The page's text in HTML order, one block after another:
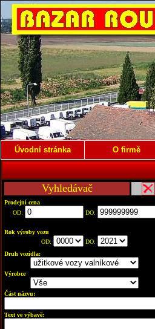
Úvodní stránka O firmě
Vyhledávač
Prodejní cena
OD:
DO:
Rok výroby vozu
OD:
DO:
Druh vozidla:
Výrobce
Část názvu:
Text ve výbavě: